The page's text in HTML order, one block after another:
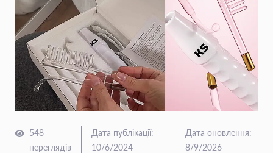
548
переглядів
Дата публікації:
10/6/2024
Дата оновлення:
8/9/2026